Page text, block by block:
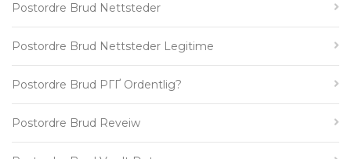
Postordre Brud Nettsteder
Postordre Brud Nettsteder Legitime
Postordre Brud PГҐ Ordentlig?
Postordre Brud Reveiw